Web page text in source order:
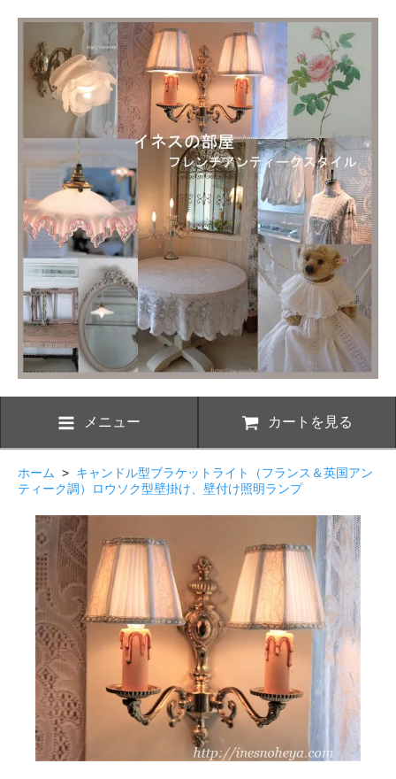
メニュー カートを見る
ホーム > キャンドル型ブラケットライト（フランス＆英国アン
ティーク調）ロウソク型壁掛け、壁付け照明ランプ